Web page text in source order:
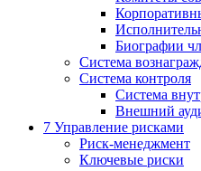
Биографии
Система
Система контроля
Система
Внешний
7 Управление рисками
Риск-менеджмент
Ключевые риски